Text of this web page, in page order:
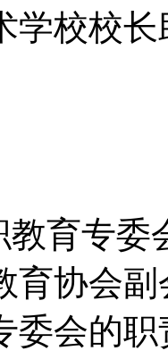
学校校
育专委
育协会
委会的